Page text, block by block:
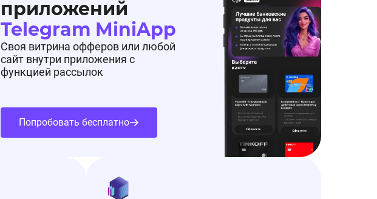
приложений
Telegram MiniApp
Своя витрина офферов или любой
сайт внутри приложения с
функцией рассылок
Попробовать бесплатно